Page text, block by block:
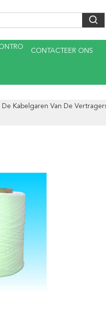
CONTACTEER ONS
Kabelgaren Van De